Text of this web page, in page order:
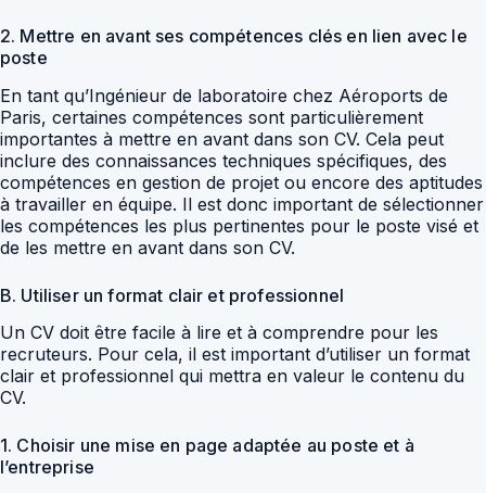
2. Mettre en avant ses compétences clés en lien avec le
poste
En tant qu’Ingénieur de laboratoire chez Aéroports de
Paris, certaines compétences sont particulièrement
importantes à mettre en avant dans son CV. Cela peut
inclure des connaissances techniques spécifiques, des
compétences en gestion de projet ou encore des aptitudes
à travailler en équipe. Il est donc important de sélectionner
les compétences les plus pertinentes pour le poste visé et
de les mettre en avant dans son CV.
B. Utiliser un format clair et professionnel
Un CV doit être facile à lire et à comprendre pour les
recruteurs. Pour cela, il est important d’utiliser un format
clair et professionnel qui mettra en valeur le contenu du
CV.
1. Choisir une mise en page adaptée au poste et à
l’entreprise